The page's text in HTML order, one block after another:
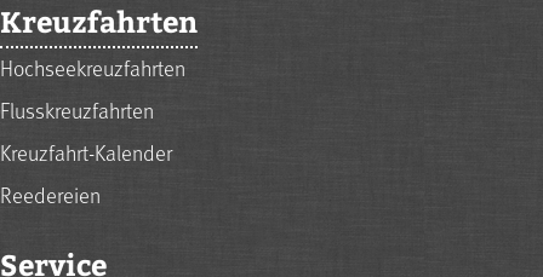
Kreuzfahrten
Hochseekreuzfahrten
Flusskreuzfahrten
Kreuzfahrt-Kalender
Reedereien
Service